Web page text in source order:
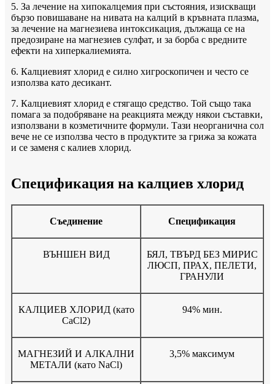
5. За лечение на хипокалцемия при състояния, изискващи
бързо повишаване на нивата на калций в кръвната плазма,
за лечение на магнезиева интоксикация, дължаща се на
предозиране на магнезиев сулфат, и за борба с вредните
ефекти на хиперкалиемията.
6. Калциевият хлорид е силно хигроскопичен и често се
използва като десикант.
7. Калциевият хлорид е стягащо средство. Той също така
помага за подобряване на реакцията между някои съставки,
използвани в козметичните формули. Тази неорганична сол
вече не се използва често в продуктите за грижа за кожата
и се заменя с калиев хлорид.
Спецификация на калциев хлорид
Съединение Спецификация
ВЪНШЕН ВИД
БЯЛ, ТВЪРД БЕЗ МИРИС
ЛЮСП, ПРАХ, ПЕЛЕТИ,
ГРАНУЛИ
КАЛЦИЕВ ХЛОРИД (като
CaCl2)
94% мин.
МАГНЕЗИЙ И АЛКАЛНИ
МЕТАЛИ (като NaCl)
3,5% максимум